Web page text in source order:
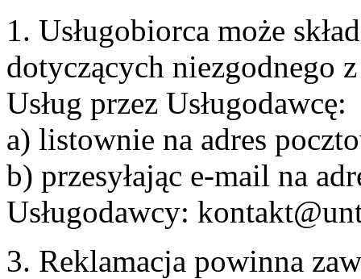
1. Usługobiorca może
dotyczących niezgodnego
Usług przez Usługodawcę:
a) listownie na adres
b) przesyłając e-mail na
Usługodawcy:
3. Reklamacja powinna